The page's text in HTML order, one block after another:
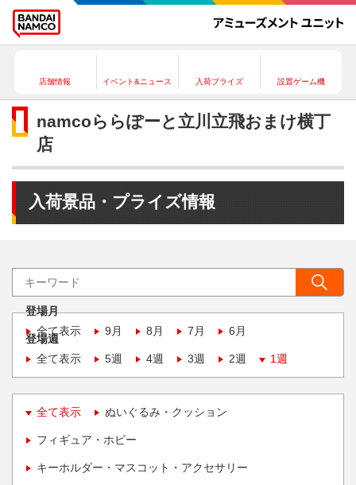
店舗情報 イベント&ニュース 入荷プライズ 設置ゲーム機
namcoららぽーと立川立飛おまけ横丁
店
入荷景品・プライズ情報
登場月
全て表示
9月 8月 7月 6月
登場週
全て表示
5週 4週 3週 2週 1週
全て表示 ぬいぐるみ・クッション
フィギュア・ホビー
キーホルダー・マスコット・アクセサリー